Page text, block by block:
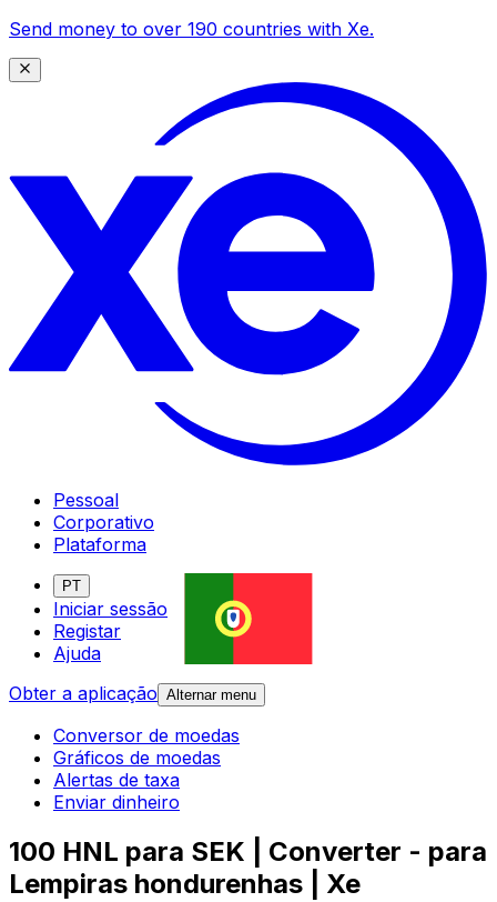
Send money to over 190 countries with Xe.
Pessoal
Corporativo
Plataforma
PT
Iniciar sessão
Registar
Ajuda
Obter a aplicação Alternar menu
Conversor de moedas
Gráficos de moedas
Alertas de taxa
Enviar dinheiro
100 HNL para SEK | Converter - para
Lempiras hondurenhas | Xe